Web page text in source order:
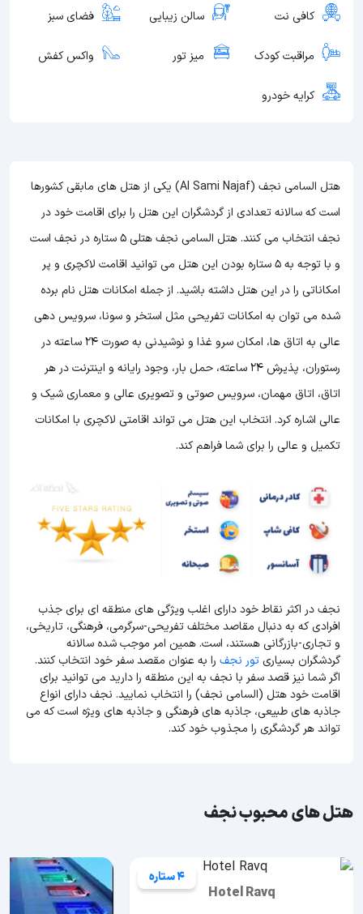
کافی نت سالن زیبایی فضای سبز
مراقبت کودک میز تور واکس کفش
کرایه خودرو
هتل السامی نجف (Al Sami Najaf) یکی از هتل های مابقی کشورها
است که سالانه تعدادی از گردشگران این هتل را برای اقامت خود در
نجف انتخاب می کنند. هتل السامی نجف هتلی 5 ستاره در نجف است
و با توجه به 5 ستاره بودن این هتل
می توانید اقامت لاکچری و پر
امکاناتی را در این هتل داشته باشید. از جمله امکانات هتل نام برده
شده می توان به امکانات تفریحی مثل استخر و سونا، سرویس دهی
عالی به اتاق ها، امکان سرو غذا و نوشیدنی به صورت 24 ساعته در
رستوران، پذیرش 24 ساعته، حمل بار، وجود رایانه و اینترنت در هر
اتاق، اتاق مهمان، سرویس صوتی و تصویری عالی و معماری شیک و
عالی اشاره کرد. انتخاب این هتل می تواند اقامتی لاکچری با امکانات
تکمیل و عالی را برای شما فراهم کند.
نجف در اکثر نقاط خود دارای اغلب ویژگی های منطقه ای برای جذب
افرادی که به دنبال مقاصد مختلف تفریحی-سرگرمی، فرهنگی، تاریخی،
و تجاری-بازرگانی هستند، است. همین امر موجب شده سالانه
گردشگران بسیاریتور نجف را به عنوان مقصد سفر خود انتخاب کنند.
اگر شما نیز قصد سفر با نجف به این منطقه را دارید می توانید برای
اقامت خود هتل (السامی نجف) را انتخاب نمایید. نجف دارای انواع
جاذبه های طبیعی، جاذبه های فرهنگی و جاذبه های ویژه است که می
تواند هر گردشگری را مجذوب خود کند.
هتل های محبوب نجف
4 ستاره
Hotel Ravq